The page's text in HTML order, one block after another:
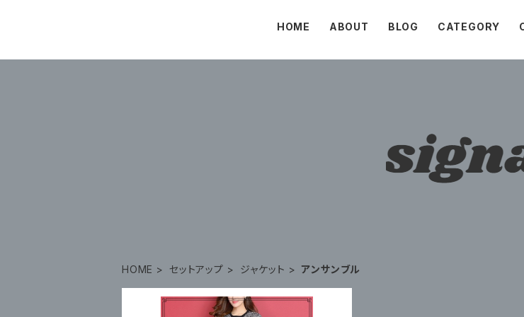
HOME ABOUT BLOG CATEGORY
HOME セットアップ ジャケット アンサンブル